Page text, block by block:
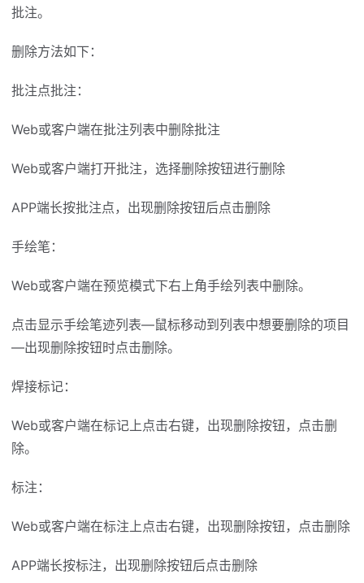
批注。
删除方法如下：
批注点批注：
Web或客户端在批注列表中删除批注
Web或客户端打开批注，选择删除按钮进行删除
APP端长按批注点，出现删除按钮后点击删除
手绘笔：
Web或客户端在预览模式下右上角手绘列表中删除。
点击显示手绘笔迹列表—鼠标移动到列表中想要删除的项目
—出现删除按钮时点击删除。
焊接标记：
Web或客户端在标记上点击右键，出现删除按钮，点击删
除。
标注：
Web或客户端在标注上点击右键，出现删除按钮，点击删除
APP端长按标注，出现删除按钮后点击删除